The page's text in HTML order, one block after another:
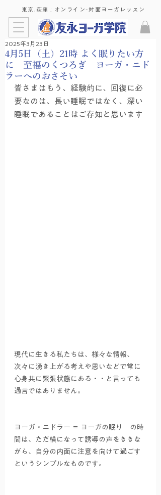
東京,荻窪 : ​オンライン-対面ヨーガレッスン
4月5日（土）21時 よく眠りたい方
に 至福のくつろぎ ヨーガ・ニド
ラーへのおさそい
2025年3月23日
皆さまはもう、経験的に、回復に必
要なのは、長い睡眠ではなく、深い
睡眠であることはご存知と思います
現代に生きる私たちは、様々な情報、
次々に湧き上がる考えや思いなどで常に
心身共に緊張状態にある・・と言っても
過言ではありません。
ヨーガ・ニドラー ＝ ヨーガの眠り　の時
間は、ただ横になって誘導の声をききな
がら、自分の内面に注意を向けて過ごす
というシンプルなものです。